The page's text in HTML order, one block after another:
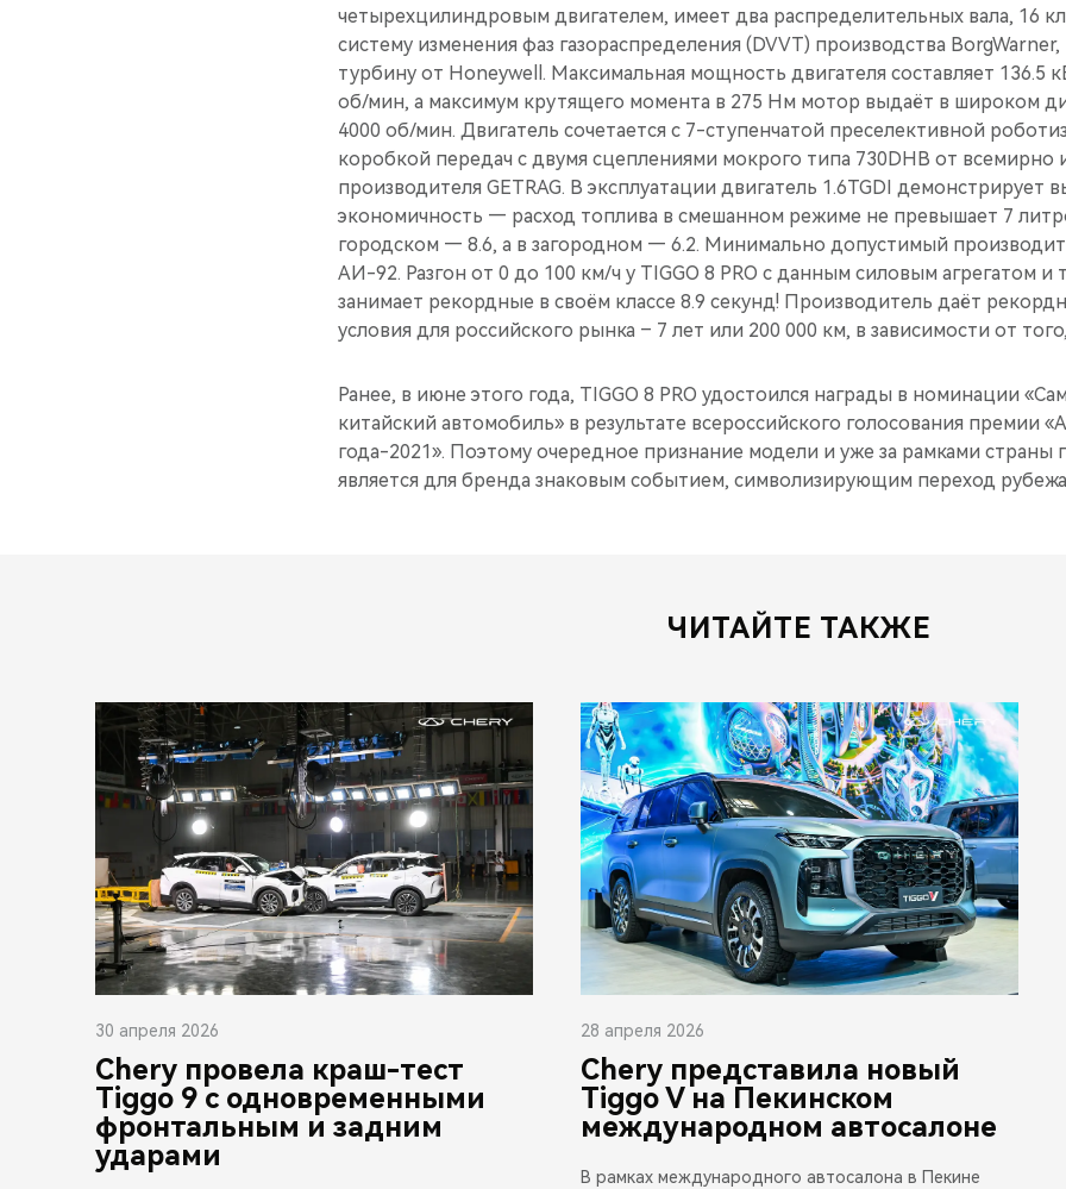
четырехцилиндровым двигателем, имеет два распределительных вала, 16
систему изменения фаз газораспределения (DVVT) производства
турбину от Honeywell. Максимальная мощность двигателя составляет 136.5
об/мин, а максимум крутящего момента в 275 Нм мотор выдаёт в широком
4000 об/мин. Двигатель сочетается с 7-ступенчатой преселективной
коробкой передач с двумя сцеплениями мокрого типа 730DHB от всемирно
производителя GETRAG. В эксплуатации двигатель 1.6TGDI демонстрирует
экономичность — расход топлива в смешанном режиме не превышает 7
городском — 8.6, а в загородном — 6.2. Минимально допустимый
АИ-92. Разгон от 0 до 100 км/ч у TIGGO 8 PRO c данным силовым агрегатом и
занимает рекордные в своём классе 8.9 секунд! Производитель даёт
условия для российского рынка – 7 лет или 200 000 км, в зависимости от
Ранее, в июне этого года, TIGGO 8 PRO удостоился награды в номинации
китайский автомобиль» в результате всероссийского голосования премии
года-2021». Поэтому очередное признание модели и уже за рамками страны
является для бренда знаковым событием, символизирующим переход
ЧИТАЙТЕ ТАКЖЕ
30 апреля 2026
Chery провела краш-тест
Tiggo 9 с одновременными
фронтальным и задним
ударами
28 апреля 2026
Chery представила новый
Tiggo V на Пекинском
международном автосалоне
В рамках международного автосалона в Пекине